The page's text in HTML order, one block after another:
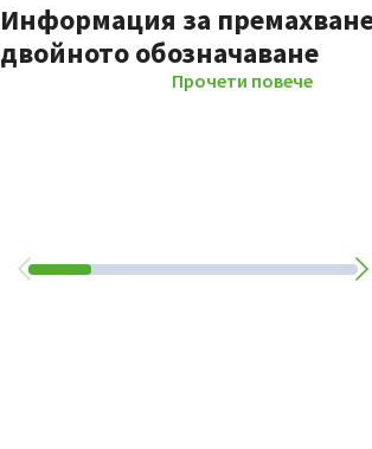
Информация за
двойното обозначаване
Прочети повече